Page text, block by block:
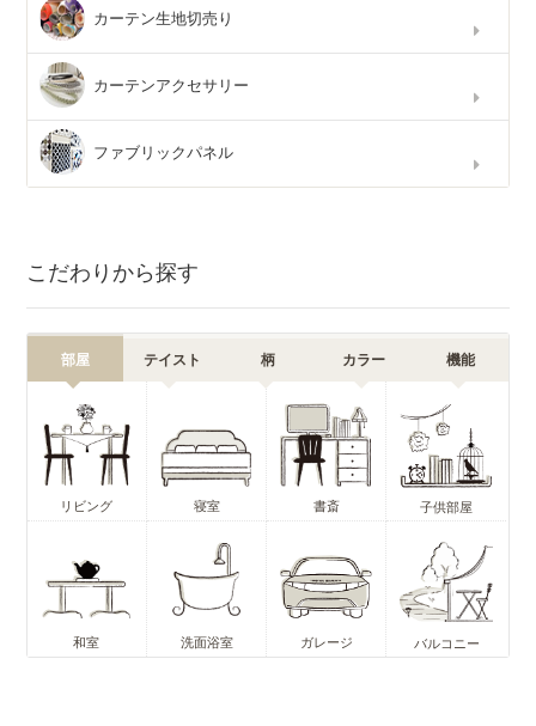
カーテン生地切売り
カーテンアクセサリー
ファブリックパネル
こだわりから探す
部屋 テイスト 柄 カラー 機能
リビング 寝室 書斎 子供部屋
和室 洗面浴室 ガレージ バルコニー